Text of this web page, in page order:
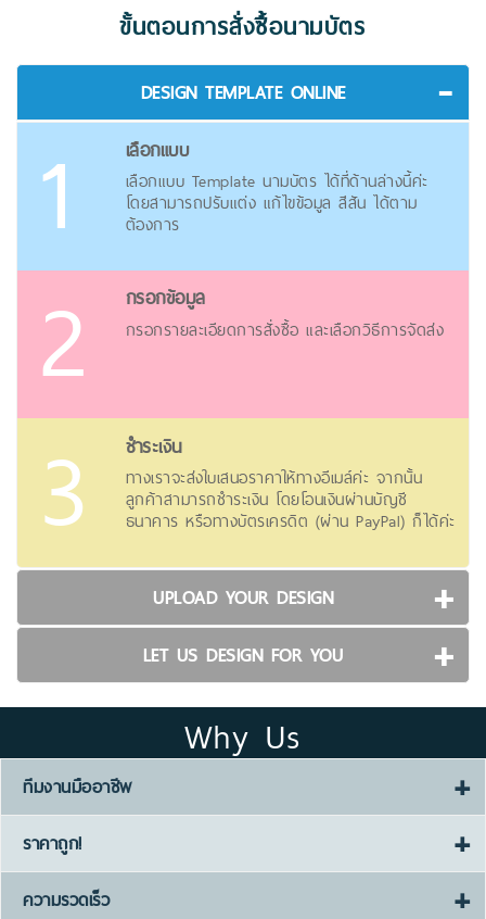
ขั้นตอนการสั่งซื้อนามบัตร
DESIGN TEMPLATE ONLINE
เลือกแบบ
เลือกแบบ Template นามบัตร ได้ที่ด้านล่างนี้ค่ะ
โดยสามารถปรับแต่ง แก้ไขข้อมูล สีสัน ได้ตาม
ต้องการ
กรอกข้อมูล
กรอกรายละเอียดการสั่งซื้อ และเลือกวิธีการจัดส่ง
ชำระเงิน
ทางเราจะส่งใบเสนอราคาให้ทางอีเมล์ค่ะ จากนั้น
ลูกค้าสามารถชำระเงิน โดยโอนเงินผ่านบัญชี
ธนาคาร หรือทางบัตรเครดิต (ผ่าน PayPal) ก็ได้ค่ะ
UPLOAD YOUR DESIGN
LET US DESIGN FOR YOU
Why Us
ทีมงานมืออาชีพ
ราคาถูก!
ความรวดเร็ว